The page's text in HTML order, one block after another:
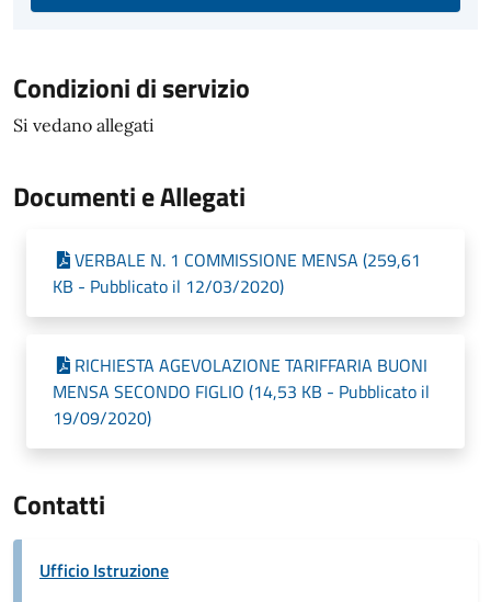
Condizioni di servizio
Si vedano allegati
Documenti e Allegati
VERBALE N. 1 COMMISSIONE MENSA (259,61
KB - Pubblicato il 12/03/2020)
RICHIESTA AGEVOLAZIONE TARIFFARIA BUONI
MENSA SECONDO FIGLIO (14,53 KB - Pubblicato il
19/09/2020)
Contatti
Ufficio Istruzione